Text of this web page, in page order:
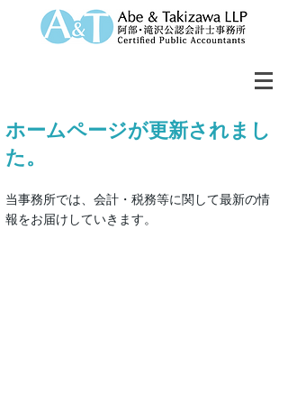
ホームページが更新されまし
た。
当事務所では、会計・税務等に関して最新の情
報をお届けしていきます。